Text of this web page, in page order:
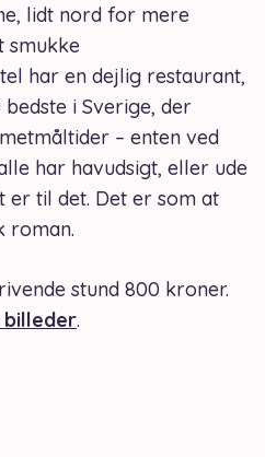
lidt nord for mere
smukke
har en dejlig restaurant,
i Sverige, der
– enten ved
har havudsigt, eller ude
er til det. Det er som at
roman.
stund 800 kroner.
.